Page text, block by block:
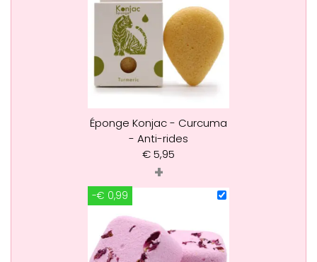
Éponge Konjac - Curcuma
- Anti-rides
€5,95
+
-€ 0,99